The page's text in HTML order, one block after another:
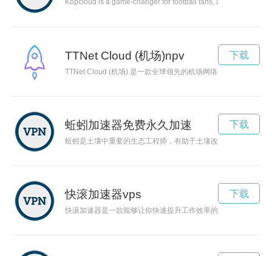
Kopcloud is a game-changer for football fans, allowing them
TTNet Cloud (机场)npv
TTNet Cloud (机场) 是一款全球领先的机场网络服务，以其极
下载
蚯蚓加速器免费永久加速
蚯蚓是土壤中重要的生态工程师，有助于土壤改良和植物生长
下载
快滚加速器vps
快滚加速器是一款能够让你快速提升工作效率的工具，通过简
下载